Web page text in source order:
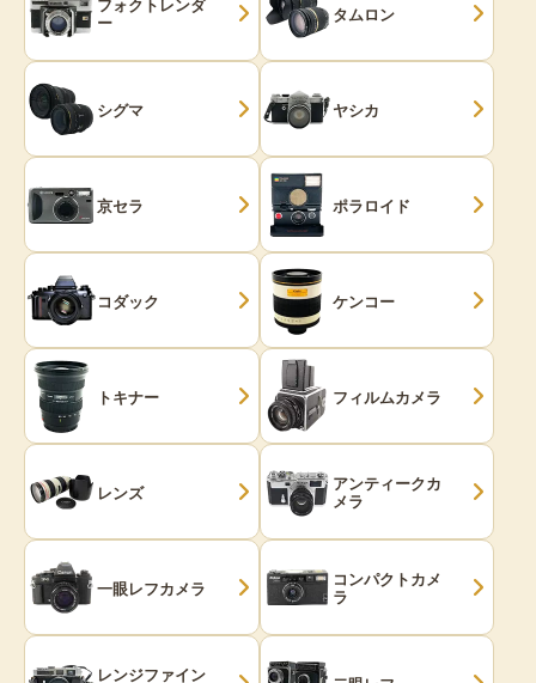
ー タムロン
シグマ ヤシカ
京セラ ポラロイド
コダック ケンコー
トキナー フィルムカメラ
レンズ アンティークカ
メラ
一眼レフカメラ コンパクトカメ
ラ
レンジファイン